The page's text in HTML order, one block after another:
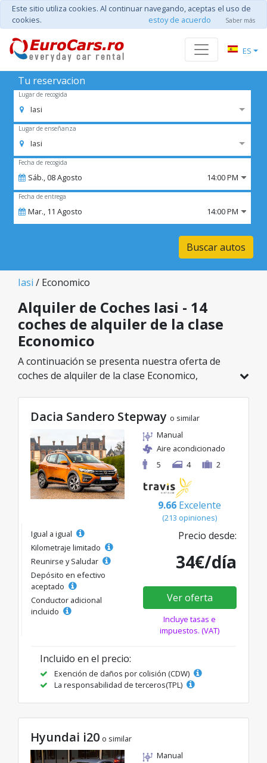
Este sitio utiliza cookies. Al continuar navegando, aceptas el uso de
cookies.
estoy de acuerdo Saber más
ES
Tu reservacion
Lugar de recogida
Iasi
Lugar de enseñanza
Iasi
Fecha de recogida
Sáb.,08Agosto 14:00 PM
Fecha de entrega
Mar., 11 Agosto 14:00 PM
Buscar autos
Iasi / Economico
Alquiler de Coches Iasi - 14
coches de alquiler de la clase
Economico
A continuación se presenta nuestra oferta de
coches de alquiler de la clase Economico,
la categoría seleccionada, con tarifas excelentes
desde solo 21€/día.
Dacia Sandero Stepway o similar
Manual
Aire acondicionado
5
4 2
9.66 Excelente
(213 opiniones)
Igual a igual
Kilometraje limitado
Reunirse y Saludar
Depósito en efectivo
aceptado
Conductor adicional
incluido
Precio desde:
34€/día
Ver oferta
Incluye tasas e
impuestos. (VAT)
Incluido en el precio:
Exención de daños por colisión (CDW)
La responsabilidad de terceros(TPL)
Hyundai i20 o similar
Manual